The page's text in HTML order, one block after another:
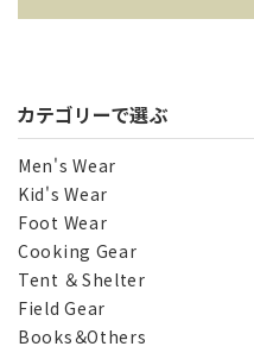
キーワード
カテゴリー
カテゴリーで選ぶ
Men's Wear
Kid's Wear
Foot Wear
Cooking Gear
Tent ＆ Shelter
Field Gear
Books＆Others